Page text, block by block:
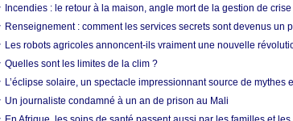
Incendies : le retour à la maison, angle mort de la gestion de crise
Renseignement : comment les services secrets sont devenus un
Les robots agricoles annoncent-ils vraiment une nouvelle
Quelles sont les limites de la clim ?
L’éclipse solaire, un spectacle impressionnant source de mythes
Un journaliste condamné à un an de prison au Mali